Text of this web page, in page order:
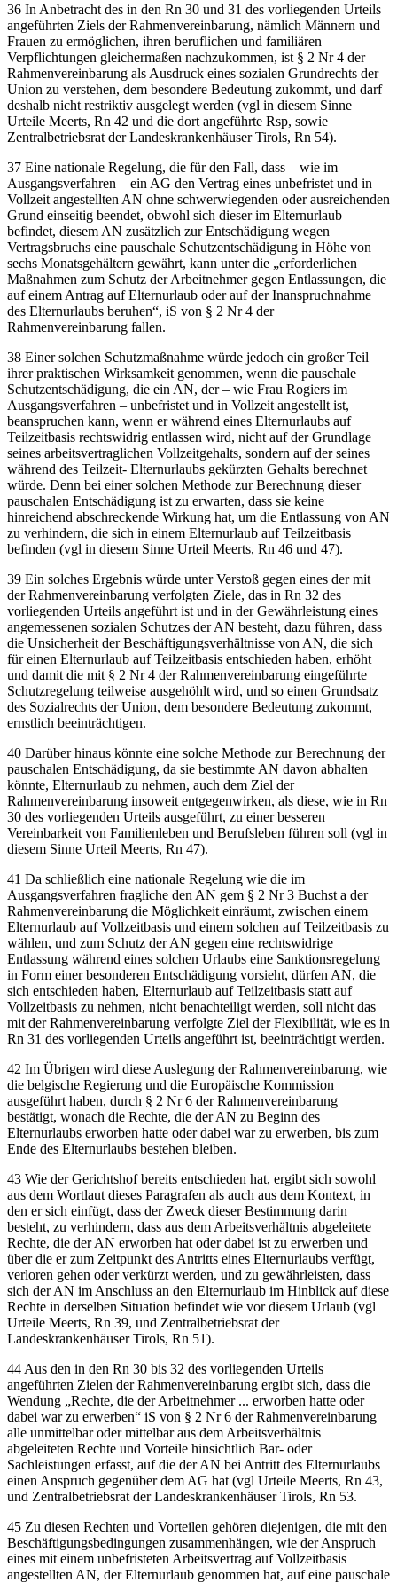
36 In Anbetracht des in den Rn 30 und 31 des vorliegenden Urteils
angeführten Ziels der Rahmenvereinbarung, nämlich Männern und
Frauen zu ermöglichen, ihren beruflichen und familiären
Verpflichtungen gleichermaßen nachzukommen, ist § 2 Nr 4 der
Rahmenvereinbarung als Ausdruck eines sozialen Grundrechts der
Union zu verstehen, dem besondere Bedeutung zukommt, und darf
deshalb nicht restriktiv ausgelegt werden (vgl in diesem Sinne
Urteile Meerts, Rn 42 und die dort angeführte Rsp, sowie
Zentralbetriebsrat der Landeskrankenhäuser Tirols, Rn 54).
37 Eine nationale Regelung, die für den Fall, dass – wie im
Ausgangsverfahren – ein AG den Vertrag eines unbefristet und in
Vollzeit angestellten AN ohne schwerwiegenden oder ausreichenden
Grund einseitig beendet, obwohl sich dieser im Elternurlaub
befindet, diesem AN zusätzlich zur Entschädigung wegen
Vertragsbruchs eine pauschale Schutzentschädigung in Höhe von
sechs Monatsgehältern gewährt, kann unter die „erforderlichen
Maßnahmen zum Schutz der Arbeitnehmer gegen Entlassungen, die
auf einem Antrag auf Elternurlaub oder auf der Inanspruchnahme
des Elternurlaubs beruhen“, iS von § 2 Nr 4 der
Rahmenvereinbarung fallen.
38 Einer solchen Schutzmaßnahme würde jedoch ein großer Teil
ihrer praktischen Wirksamkeit genommen, wenn die pauschale
Schutzentschädigung, die ein AN, der – wie Frau Rogiers im
Ausgangsverfahren – unbefristet und in Vollzeit angestellt ist,
beanspruchen kann, wenn er während eines Elternurlaubs auf
Teilzeitbasis rechtswidrig entlassen wird, nicht auf der Grundlage
seines arbeitsvertraglichen Vollzeitgehalts, sondern auf der seines
während des Teilzeit- Elternurlaubs gekürzten Gehalts berechnet
würde. Denn bei einer solchen Methode zur Berechnung dieser
pauschalen Entschädigung ist zu erwarten, dass sie keine
hinreichend abschreckende Wirkung hat, um die Entlassung von AN
zu verhindern, die sich in einem Elternurlaub auf Teilzeitbasis
befinden (vgl in diesem Sinne Urteil Meerts, Rn 46 und 47).
39 Ein solches Ergebnis würde unter Verstoß gegen eines der mit
der Rahmenvereinbarung verfolgten Ziele, das in Rn 32 des
vorliegenden Urteils angeführt ist und in der Gewährleistung eines
angemessenen sozialen Schutzes der AN besteht, dazu führen, dass
die Unsicherheit der Beschäftigungsverhältnisse von AN, die sich
für einen Elternurlaub auf Teilzeitbasis entschieden haben, erhöht
und damit die mit § 2 Nr 4 der Rahmenvereinbarung eingeführte
Schutzregelung teilweise ausgehöhlt wird, und so einen Grundsatz
des Sozialrechts der Union, dem besondere Bedeutung zukommt,
ernstlich beeinträchtigen.
40 Darüber hinaus könnte eine solche Methode zur Berechnung der
pauschalen Entschädigung, da sie bestimmte AN davon abhalten
könnte, Elternurlaub zu nehmen, auch dem Ziel der
Rahmenvereinbarung insoweit entgegenwirken, als diese, wie in Rn
30 des vorliegenden Urteils ausgeführt, zu einer besseren
Vereinbarkeit von Familienleben und Berufsleben führen soll (vgl in
diesem Sinne Urteil Meerts, Rn 47).
41 Da schließlich eine nationale Regelung wie die im
Ausgangsverfahren fragliche den AN gem § 2 Nr 3 Buchst a der
Rahmenvereinbarung die Möglichkeit einräumt, zwischen einem
Elternurlaub auf Vollzeitbasis und einem solchen auf Teilzeitbasis zu
wählen, und zum Schutz der AN gegen eine rechtswidrige
Entlassung während eines solchen Urlaubs eine Sanktionsregelung
in Form einer besonderen Entschädigung vorsieht, dürfen AN, die
sich entschieden haben, Elternurlaub auf Teilzeitbasis statt auf
Vollzeitbasis zu nehmen, nicht benachteiligt werden, soll nicht das
mit der Rahmenvereinbarung verfolgte Ziel der Flexibilität, wie es in
Rn 31 des vorliegenden Urteils angeführt ist, beeinträchtigt werden.
42 Im Übrigen wird diese Auslegung der Rahmenvereinbarung, wie
die belgische Regierung und die Europäische Kommission
ausgeführt haben, durch § 2 Nr 6 der Rahmenvereinbarung
bestätigt, wonach die Rechte, die der AN zu Beginn des
Elternurlaubs erworben hatte oder dabei war zu erwerben, bis zum
Ende des Elternurlaubs bestehen bleiben.
43 Wie der Gerichtshof bereits entschieden hat, ergibt sich sowohl
aus dem Wortlaut dieses Paragrafen als auch aus dem Kontext, in
den er sich einfügt, dass der Zweck dieser Bestimmung darin
besteht, zu verhindern, dass aus dem Arbeitsverhältnis abgeleitete
Rechte, die der AN erworben hat oder dabei ist zu erwerben und
über die er zum Zeitpunkt des Antritts eines Elternurlaubs verfügt,
verloren gehen oder verkürzt werden, und zu gewährleisten, dass
sich der AN im Anschluss an den Elternurlaub im Hinblick auf diese
Rechte in derselben Situation befindet wie vor diesem Urlaub (vgl
Urteile Meerts, Rn 39, und Zentralbetriebsrat der
Landeskrankenhäuser Tirols, Rn 51).
44 Aus den in den Rn 30 bis 32 des vorliegenden Urteils
angeführten Zielen der Rahmenvereinbarung ergibt sich, dass die
Wendung „Rechte, die der Arbeitnehmer ... erworben hatte oder
dabei war zu erwerben“ iS von § 2 Nr 6 der Rahmenvereinbarung
alle unmittelbar oder mittelbar aus dem Arbeitsverhältnis
abgeleiteten Rechte und Vorteile hinsichtlich Bar- oder
Sachleistungen erfasst, auf die der AN bei Antritt des Elternurlaubs
einen Anspruch gegenüber dem AG hat (vgl Urteile Meerts, Rn 43,
und Zentralbetriebsrat der Landeskrankenhäuser Tirols, Rn 53.
45 Zu diesen Rechten und Vorteilen gehören diejenigen, die mit den
Beschäftigungsbedingungen zusammenhängen, wie der Anspruch
eines mit einem unbefristeten Arbeitsvertrag auf Vollzeitbasis
angestellten AN, der Elternurlaub genommen hat, auf eine pauschale